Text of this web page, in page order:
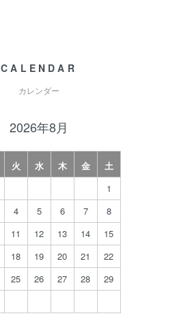
CALENDAR
カレンダー
2026年8月
火 水 木 金
土
1
4 5 6 7
8
11 12 13 14
15
18 19 20 21
22
25 26 27 28
29